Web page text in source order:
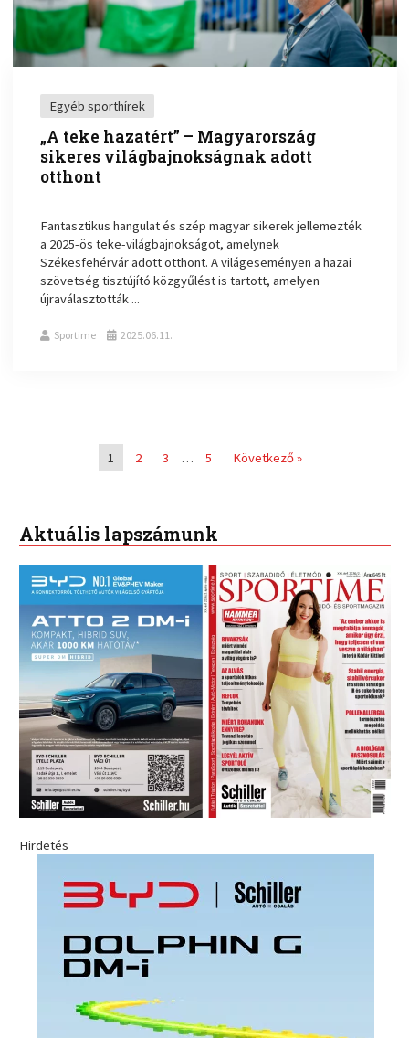
Egyéb sporthírek
„A teke hazatért” – Magyarország
sikeres világbajnokságnak adott
otthont
Fantasztikus hangulat és szép magyar sikerek jellemezték
a 2025-ös teke-világbajnokságot, amelynek
Székesfehérvár adott otthont. A világeseményen a hazai
szövetség tisztújító közgyűlést is tartott, amelyen
újraválasztották ...
Sportime 2025.06.11.
1 2 3 … 5 Következő »
Aktuális lapszámunk
Hirdetés